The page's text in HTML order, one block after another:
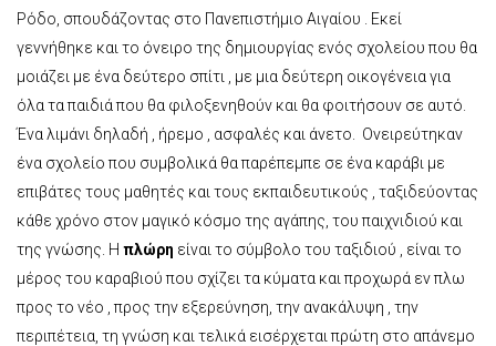
Ρόδο, σπουδάζοντας στο Πανεπιστήμιο Αιγαίου . Εκεί
γεννήθηκε και το όνειρο της δημιουργίας ενός σχολείου που θα
μοιάζει με ένα δεύτερο σπίτι , με μια δεύτερη οικογένεια για
όλα τα παιδιά που θα φιλοξενηθούν και θα φοιτήσουν σε αυτό.
Ένα λιμάνι δηλαδή , ήρεμο , ασφαλές και άνετο. Ονειρεύτηκαν
ένα σχολείο που συμβολικά θα παρέπεμπε σε ένα καράβι με
επιβάτες τους μαθητές και τους εκπαιδευτικούς , ταξιδεύοντας
κάθε χρόνο στον μαγικό κόσμο της αγάπης, του παιχνιδιού και
της γνώσης. Η πλώρη είναι το σύμβολο του ταξιδιού , είναι το
μέρος του καραβιού που σχίζει τα κύματα και προχωρά εν πλω
προς το νέο , προς την εξερεύνηση, την ανακάλυψη , την
περιπέτεια, τη γνώση και τελικά εισέρχεται πρώτη στο απάνεμο